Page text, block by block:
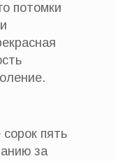
потомки
пять
за